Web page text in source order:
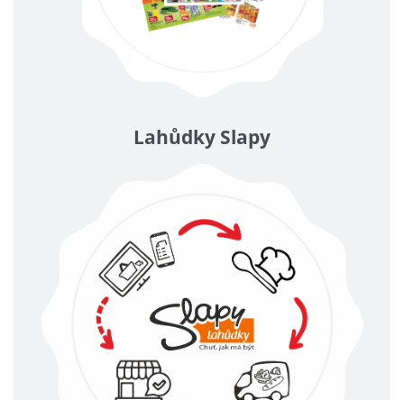
Lahůdky Slapy